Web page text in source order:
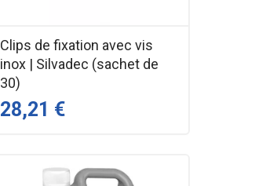
Clips de fixation avec vis
inox | Silvadec (sachet de
30)
28,21 €